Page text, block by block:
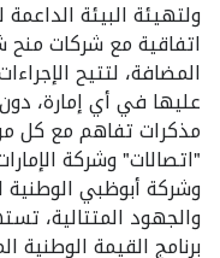
اتفاقية مع شركات منح
المضافة، لتتيح
عليها في أي إمارة،
مذكرات تفاهم مع كل
"اتصالات" وشركة
وشركة أبوظبي الوطنية
والجهود المتتالية،
برنامج القيمة الوطنية